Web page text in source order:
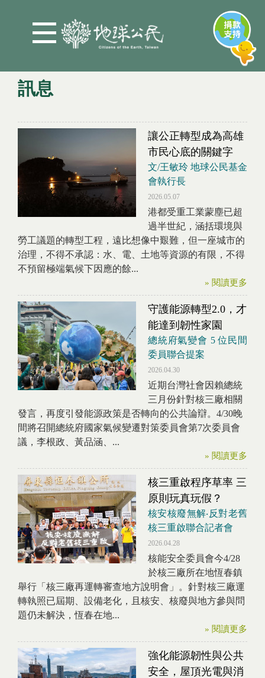
訊息
您在這裡
讓公正轉型成為高雄
市民心底的關鍵字
文/王敏玲 地球公民基金
會執行長
2026.05.07
港都受重工業蒙塵已超
過半世紀，涵括環境與
勞工議題的轉型工程，遠比想像中艱難，但一座城市的
治理，不得不承認：水、電、土地等資源的有限，不得
不預留極端氣候下因應的餘...
» 閱讀更多
守護能源轉型2.0，才
能達到韌性家園
總統府氣變會 5 位民間
委員聯合提案
2026.04.30
近期台灣社會因賴總統
三月份針對核三廠相關
發言，再度引發能源政策是否轉向的公共論辯。4/30晚
間將召開總統府國家氣候變遷對策委員會第7次委員會
議，李根政、黃品涵、...
» 閱讀更多
核三重啟程序草率 三
原則玩真玩假？
核安核廢無解‧反對老舊
核三重啟聯合記者會
2026.04.28
核能安全委員會今4/28
於核三廠所在地恆春鎮
舉行「核三廠再運轉審查地方說明會」。針對核三廠運
轉執照已屆期、設備老化，且核安、核廢與地方參與問
題仍未解決，恆春在地...
» 閱讀更多
強化能源韌性與公共
安全，屋頂光電與消